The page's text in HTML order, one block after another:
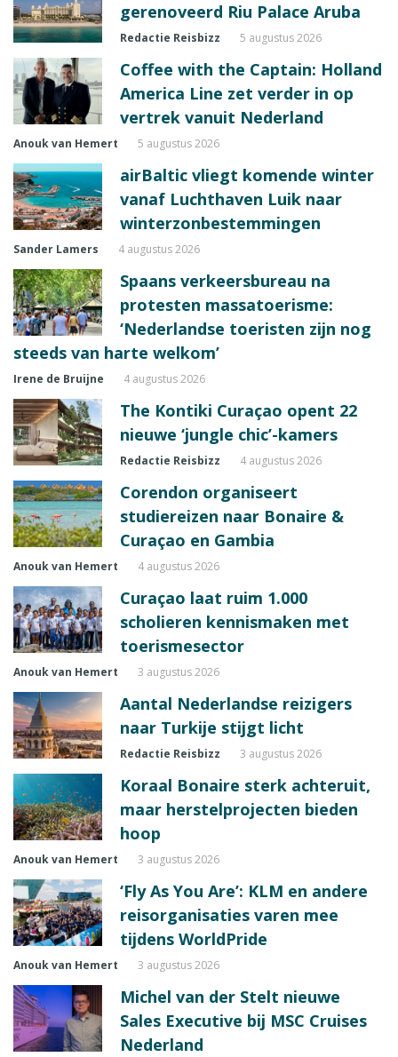
gerenoveerd Riu Palace Aruba
Redactie Reisbizz 5 augustus 2026
Coffee with the Captain: Holland
America Line zet verder in op
vertrek vanuit Nederland
Anouk van Hemert 5 augustus 2026
airBaltic vliegt komende winter
vanaf Luchthaven Luik naar
winterzonbestemmingen
Sander Lamers 4 augustus 2026
Spaans verkeersbureau na
protesten massatoerisme:
‘Nederlandse toeristen zijn nog
steeds van harte welkom’
Irene de Bruijne 4 augustus 2026
The Kontiki Curaçao opent 22
nieuwe ‘jungle chic’-kamers
Redactie Reisbizz 4 augustus 2026
Corendon organiseert
studiereizen naar Bonaire &
Curaçao en Gambia
Anouk van Hemert 4 augustus 2026
Curaçao laat ruim 1.000
scholieren kennismaken met
toerismesector
Anouk van Hemert 3 augustus 2026
Aantal Nederlandse reizigers
naar Turkije stijgt licht
Redactie Reisbizz 3 augustus 2026
Koraal Bonaire sterk achteruit,
maar herstelprojecten bieden
hoop
Anouk van Hemert 3 augustus 2026
‘Fly As You Are’: KLM en andere
reisorganisaties varen mee
tijdens WorldPride
Anouk van Hemert 3 augustus 2026
Michel van der Stelt nieuwe
Sales Executive bij MSC Cruises
Nederland